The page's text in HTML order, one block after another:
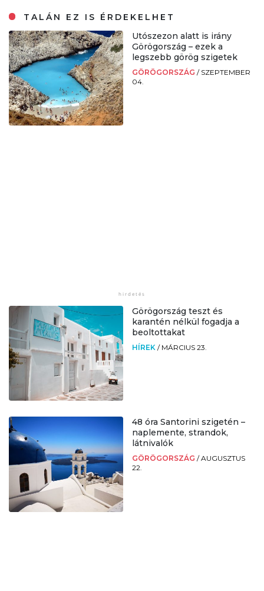
TALÁN EZ IS ÉRDEKELHET
Utószezon alatt is irány
Görögország – ezek a
legszebb görög szigetek
GÖRÖGORSZÁG / SZEPTEMBER
04.
Görögország teszt és
karantén nélkül fogadja a
beoltottakat
HÍREK / MÁRCIUS 23.
48 óra Santorini szigetén –
naplemente, strandok,
látnivalók
GÖRÖGORSZÁG /AUGUSZTUS
22.